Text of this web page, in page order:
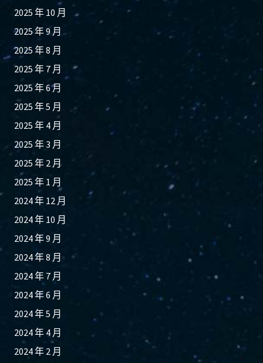
2025 年 10 月
2025 年 9 月
2025 年 8 月
2025 年 7 月
2025 年 6 月
2025 年 5 月
2025 年 4 月
2025 年 3 月
2025 年 2 月
2025 年 1 月
2024 年 12 月
2024 年 10 月
2024 年 9 月
2024 年 8 月
2024 年 7 月
2024 年 6 月
2024 年 5 月
2024 年 4 月
2024 年 2 月